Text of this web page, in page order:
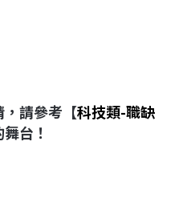
請參考【科技類-職缺
台！